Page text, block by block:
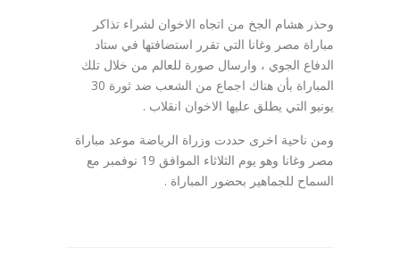
وحذر هشام الجخ من اتجاه الاخوان لشراء تذاكر
مباراة مصر وغانا التي تقرر استضافتها في ستاد
الدفاع الجوي ، وارسال صورة للعالم من خلال تلك
المباراة بأن هناك اجماع من الشعب ضد ثورة 30
يونيو التي يطلق عليها الاخوان انقلاب .
ومن ناحية اخرى حددت وزراة الرياضة موعد مباراة
مصر وغانا وهو يوم الثلاثاء الموافق 19 نوفمبر مع
السماح للجماهير بحضور المباراة .